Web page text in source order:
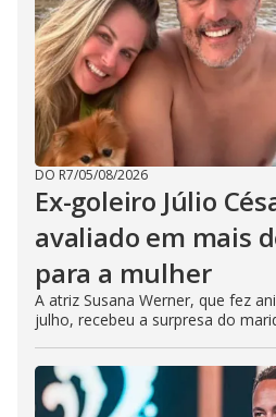
DO R7/05/08/2026
Ex-goleiro Júlio
avaliado em mais
para a mulher
A atriz Susana Werner, que fez
julho, recebeu a surpresa do